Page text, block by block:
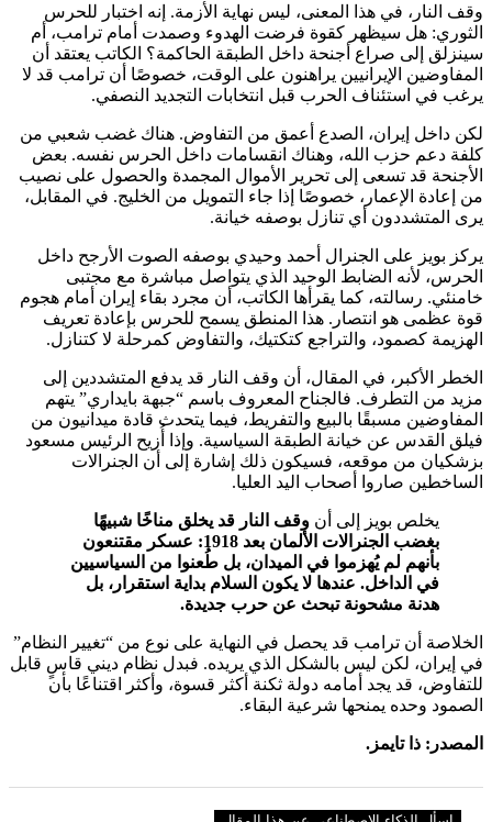
وقف النار، في هذا المعنى، ليس نهاية الأزمة. إنه اختبار للحرس
الثوري: هل سيظهر كقوة فرضت الهدوء وصمدت أمام ترامب، أم
سينزلق إلى صراع أجنحة داخل الطبقة الحاكمة؟ الكاتب يعتقد أن
المفاوضين الإيرانيين يراهنون على الوقت، خصوصًا أن ترامب قد لا
يرغب في استئناف الحرب قبل انتخابات التجديد النصفي.
لكن داخل إيران، الصدع أعمق من التفاوض. هناك غضب شعبي من
كلفة دعم حزب الله، وهناك انقسامات داخل الحرس نفسه. بعض
الأجنحة قد تسعى إلى تحرير الأموال المجمدة والحصول على نصيب
من إعادة الإعمار، خصوصًا إذا جاء التمويل من الخليج. في المقابل،
يرى المتشددون أي تنازل بوصفه خيانة.
يركز بويز على الجنرال أحمد وحيدي بوصفه الصوت الأرجح داخل
الحرس، لأنه الضابط الوحيد الذي يتواصل مباشرة مع مجتبى
خامنئي. رسالته، كما يقرأها الكاتب، أن مجرد بقاء إيران أمام هجوم
قوة عظمى هو انتصار. هذا المنطق يسمح للحرس بإعادة تعريف
الهزيمة كصمود، والتراجع كتكتيك، والتفاوض كمرحلة لا كتنازل.
الخطر الأكبر، في المقال، أن وقف النار قد يدفع المتشددين إلى
مزيد من التطرف. فالجناح المعروف باسم “جبهة بايداري” يتهم
المفاوضين مسبقًا بالبيع والتفريط، فيما يتحدث قادة ميدانيون من
فيلق القدس عن خيانة الطبقة السياسية. وإذا أُزيح الرئيس مسعود
بزشكيان من موقعه، فسيكون ذلك إشارة إلى أن الجنرالات
الساخطين صاروا أصحاب اليد العليا.
يخلص بويز إلى أن وقف النار قد يخلق مناخًا شبيهًا
بغضب الجنرالات الألمان بعد 1918: عسكر مقتنعون
بأنهم لم يُهزموا في الميدان، بل طُعنوا من السياسيين
في الداخل. عندها لا يكون السلام بداية استقرار، بل
هدنة مشحونة تبحث عن حرب جديدة.
الخلاصة أن ترامب قد يحصل في النهاية على نوع من “تغيير النظام”
في إيران، لكن ليس بالشكل الذي يريده. فبدل نظام ديني قاسٍ قابل
للتفاوض، قد يجد أمامه دولة ثكنة أكثر قسوة، وأكثر اقتناعًا بأن
الصمود وحده يمنحها شرعية البقاء.
المصدر: ذا تايمز.